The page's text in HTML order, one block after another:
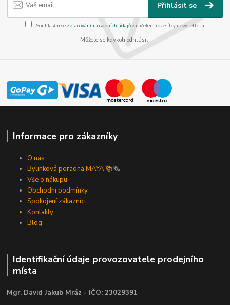
Přihlásit se
Souhlasím se zpracováním osobních údajůza účelem rozesílky newsletteru.
Můžete se kdykoli odhlásit.
Informace pro zákazníky
O nás
Bylinková poradna MAYA 📚🗞️
Vše o nákupu
Obchodní podmínky
Spokojení zákazníci
Kontakty
Blog
Identifikační údaje provozovatele prodejního
místa
Mgr. David Jakub Mráz - IČO: 23029391